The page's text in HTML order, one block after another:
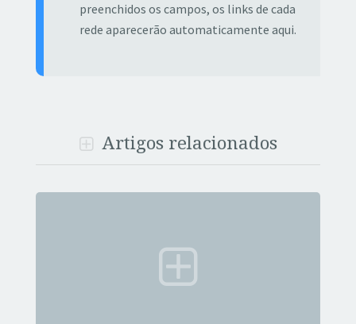
preenchidos os campos, os links de cada
rede aparecerão automaticamente aqui.
Artigos relacionados